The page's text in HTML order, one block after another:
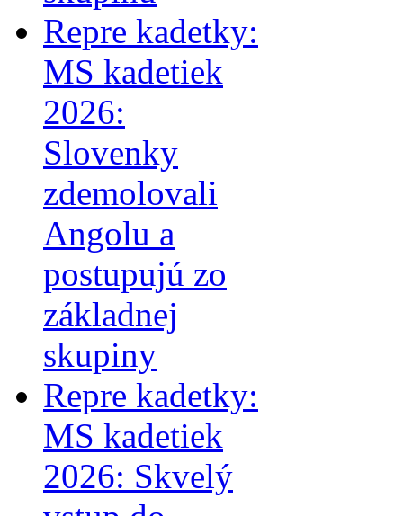
Repre kadetky:
MS kadetiek
2026:
Slovenky
zdemolovali
Angolu a
postupujú zo
základnej
skupiny
Repre kadetky:
MS kadetiek
2026: Skvelý